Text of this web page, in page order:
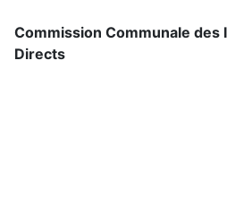
Commission Communale des
Directs